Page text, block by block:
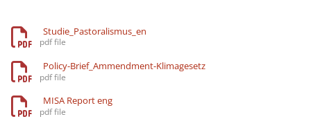
Studie_Pastoralismus_en
Policy-Brief_Ammendment-Klimagesetz
MISA Report eng